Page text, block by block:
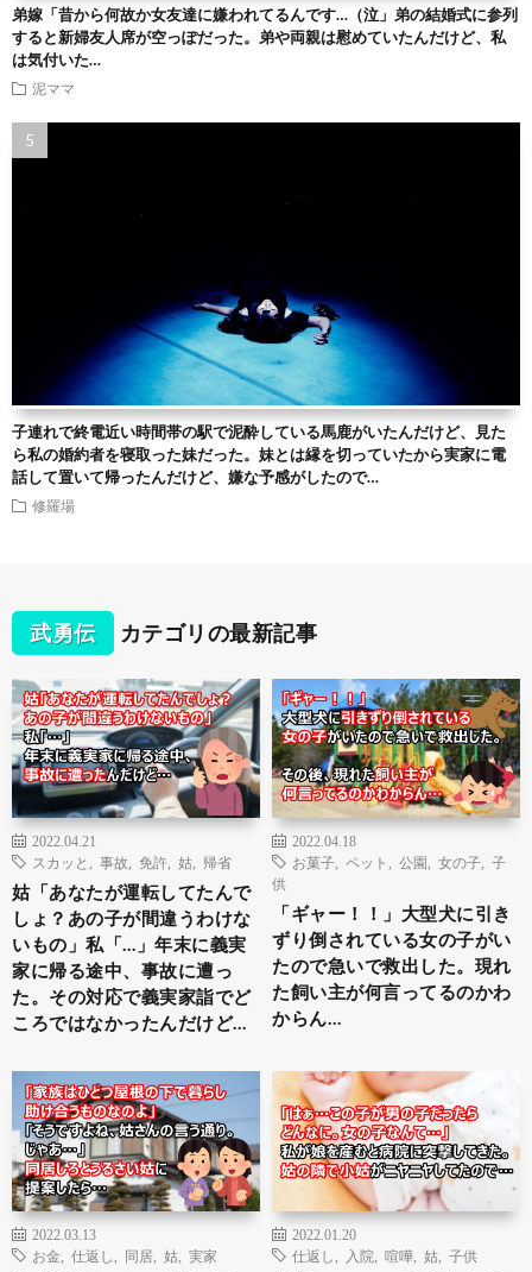
弟嫁「昔から何故か女友達に嫌われてるんです…（泣」弟の結婚式に参列
すると新婦友人席が空っぽだった。弟や両親は慰めていたんだけど、私
は気付いた…
泥ママ
子連れで終電近い時間帯の駅で泥酔している馬鹿がいたんだけど、見た
ら私の婚約者を寝取った妹だった。妹とは縁を切っていたから実家に電
話して置いて帰ったんだけど、嫌な予感がしたので…
修羅場
武勇伝 カテゴリの最新記事
2022.04.21
スカッと
事故 免許 姑 帰省
姑「あなたが運転してたんで
しょ？あの子が間違うわけな
いもの」私「…」年末に義実
家に帰る途中、事故に遭っ
た。その対応で義実家詣でど
ころではなかったんだけど…
2022.04.18
お菓子
ペット 公園 女の子
子
供
「ギャー！！」大型犬に引き
ずり倒されている女の子がい
たので急いで救出した。現れ
た飼い主が何言ってるのかわ
からん…
2022.03.13
お金
仕返し 同居 姑 実家
2022.01.20
仕返し
入院 喧嘩 姑 子供